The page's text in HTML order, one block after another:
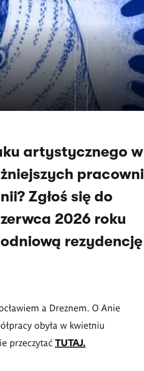
artystycznego w
pracowni
Zgłoś się do
2026 roku
rezydencję
a Dreznem. O Anie
obyła w kwietniu
przeczytać TUTAJ.